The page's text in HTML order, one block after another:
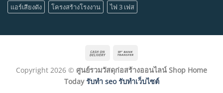
แอร์เสียงดัง
โครงสร้างโรงงาน ไฟ 3 เฟส
Cash
Delivery
Copyright 2026 © ศูนย์รวมวัสดุก่อสร้างออนไลน์ Shop Home
Todayรับทำ seo รับทำเว็บไซต์